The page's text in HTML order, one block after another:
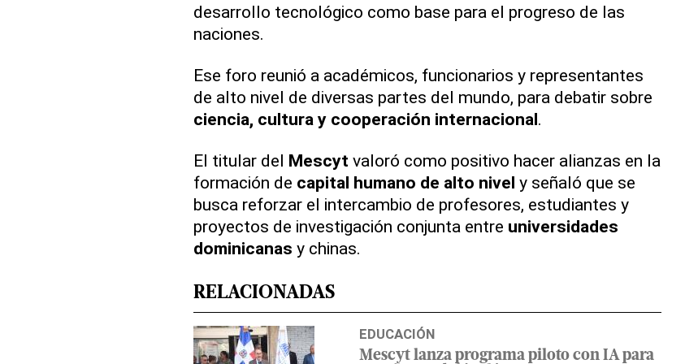
desarrollo tecnológico como base para el progreso de las
naciones.
Ese foro reunió a académicos, funcionarios y representantes
de alto nivel de diversas partes del mundo, para debatir sobre
ciencia, cultura y cooperación internacional.
El titular del Mescyt valoró como positivo hacer alianzas en la
formación de capital humano de alto nivel y señaló que se
busca reforzar el intercambio de profesores, estudiantes y
proyectos de investigación conjunta entre universidades
dominicanas y chinas.
RELACIONADAS
EDUCACIÓN
Mescyt lanza programa piloto con IA para